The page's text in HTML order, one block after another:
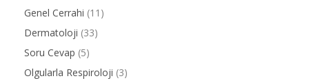
Genel Cerrahi (11)
Dermatoloji (33)
Soru Cevap (5)
Olgularla Respiroloji (3)